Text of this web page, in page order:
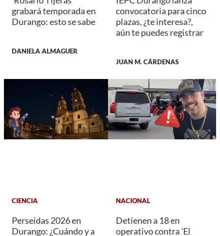
grabará temporada en
Durango: esto se sabe
DANIELA ALMAGUER
convocatoria para cinco
plazas, ¿te interesa?,
aún te puedes registrar
JUAN M. CÁRDENAS
CIENCIA
Perseidas 2026 en
Durango: ¿Cuándo y a
NACIONAL
Detienen a 18 en
operativo contra 'El